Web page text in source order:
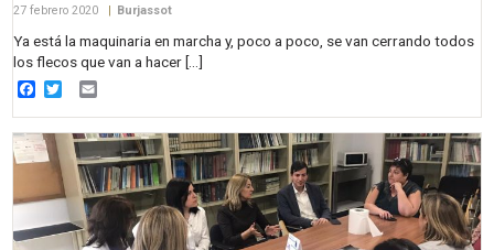
27 febrero 2020 | Burjassot
Ya está la maquinaria en marcha y, poco a poco, se van cerrando todos
los flecos que van a hacer […]
Facebook
Twitter